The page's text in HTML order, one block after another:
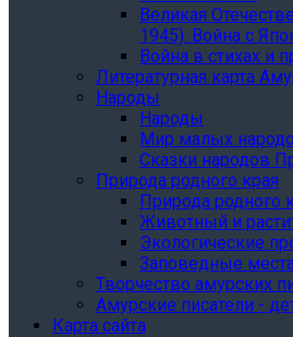
Великая
1945). Война с
Война в стихах и
Литературная карта
Народы
Народы
Мир малых
Сказки народов
Природа родного края
Природа родного
Животный и
Экологические
Заповедные
Творчество амурских
Амурские писатели -
Карта сайта